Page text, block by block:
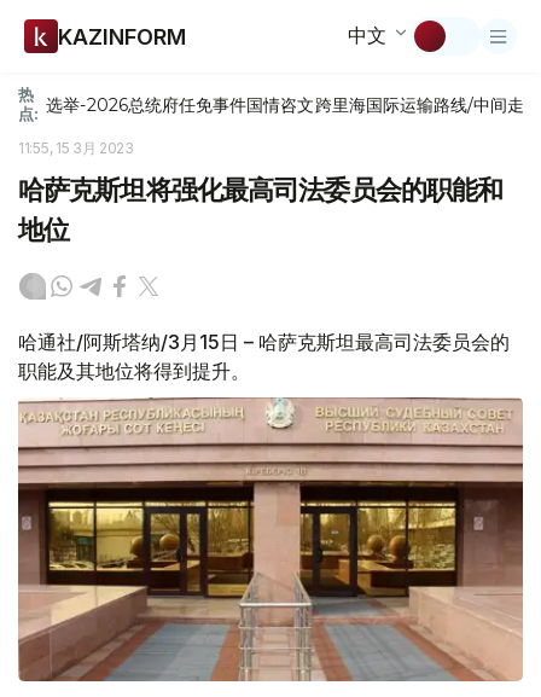
KAZINFORM 中文
热
点: 选举-2026总统府任免事件国情咨文跨里海国际运输路线/中间走廊
11:55, 15 3月 2023
哈萨克斯坦将强化最高司法委员会的职能和
地位
哈通社/阿斯塔纳/3月15日 – 哈萨克斯坦最高司法委员会的
职能及其地位将得到提升。